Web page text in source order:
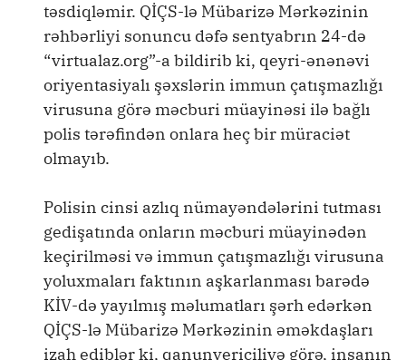
təsdiqləmir. QİÇS-lə Mübarizə Mərkəzinin
rəhbərliyi sonuncu dəfə sentyabrın 24-də
“virtualaz.org”-a bildirib ki, qeyri-ənənəvi
oriyentasiyalı şəxslərin immun çatışmazlığı
virusuna görə məcburi müayinəsi ilə bağlı
polis tərəfindən onlara heç bir müraciət
olmayıb.
Polisin cinsi azlıq nümayəndələrini tutması
gedişatında onların məcburi müayinədən
keçirilməsi və immun çatışmazlığı virusuna
yoluxmaları faktının aşkarlanması barədə
KİV-də yayılmış məlumatları şərh edərkən
QİÇS-lə Mübarizə Mərkəzinin əməkdaşları
izah ediblər ki, qanunvericiliyə görə, insanın